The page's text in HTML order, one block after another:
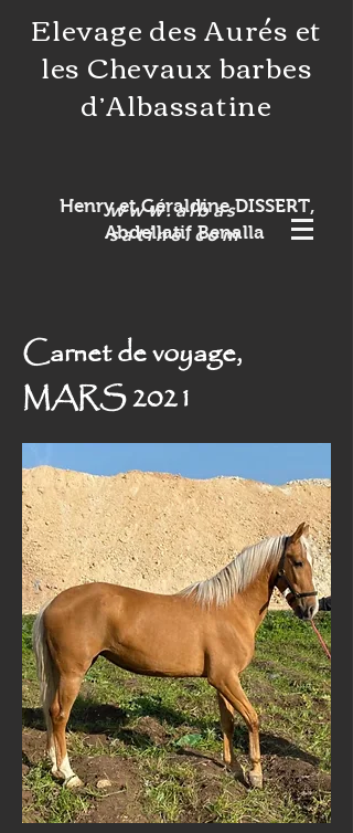
Elevage des Aurés et
les Chevaux barbes
d’Albassatine
Henry et Géraldine DISSERT,
Abdellatif Benalla
www.albas
satine.com
Carnet de voyage,
MARS 2021